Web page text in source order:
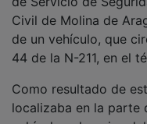
Civil de Molina de
de un vehículo, que
44 de la N-211, en el
localizaba en la parte
vehículo, a los pies